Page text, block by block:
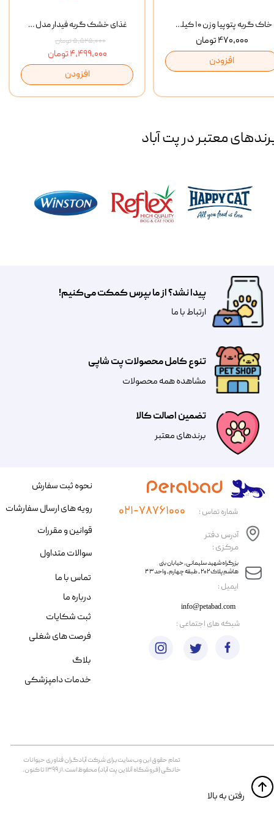
غذای خشک گربه فیدار مدل Adult وزن 10 کیلوگرم
۵,۵۲۵,۰۰۰ تومان
۴,۴۹۹,۰۰۰ تومان
افزودن
خاک گربه پتوپیا وزن ۱۰ کیلوگرم
۴۷۰,۰۰۰ تومان
افزودن
معتبر در پت آباد
تضمین اصالت کالا
​​برندهای معتبر​​​​​​​
تنوع کامل محصولات پت شاپی
مشاهده همه محصولات
پیدا نشد؟ از ما بپرس کمکت می‌کنیم!
​​​ارتباط با ما
​ایمیل :
آدرس دفتر
مرکزی :
info@petabad.com
​​بزرگراه شهید سلیمانی، خیابان بنی
هاشم پلاک ۲۰۲ ، طبقه چهارم، واحد ۴۳
شماره تماس : ۰۲۱-۷۸۷۶۱۰۰۰
تمام حقوق اين وب‌سايت برای شرکت آبادگران فناوری حیوانات
خانگی (فروشگاه آنلاین پت آباد) محفوظ است. از ۱۳۹۹ تا کنون.
​​رفتن به بالا
نحوه ثبت سفارش
رویه های ارسال سفارشات
قوانین و مقررات
سوالات متداول
تماس با ما
درباره ما
ثبت شکایات
فرصت های شغلی
​شبکه های اجتماعی :
بلاگ
خدمات دامپزشکی